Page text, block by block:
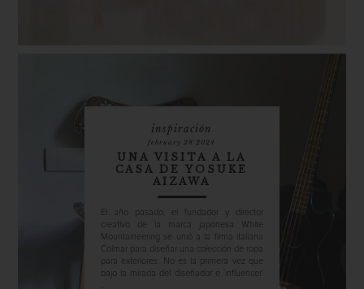
inspiración
february 28 2024
UNA VISITA A LA
CASA DE YOSUKE
AIZAWA
El año pasado, el fundador y director
creativo de la marca japonesa White
Mountaineering se unió a la firma italiana
Colmar para diseñar una colección de ropa
para exteriores. No es la primera vez que
bajo la mirada del diseñador e ‘influencer’